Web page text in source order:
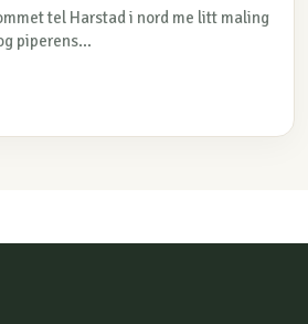
tel Harstad i nord me litt maling
piperens...